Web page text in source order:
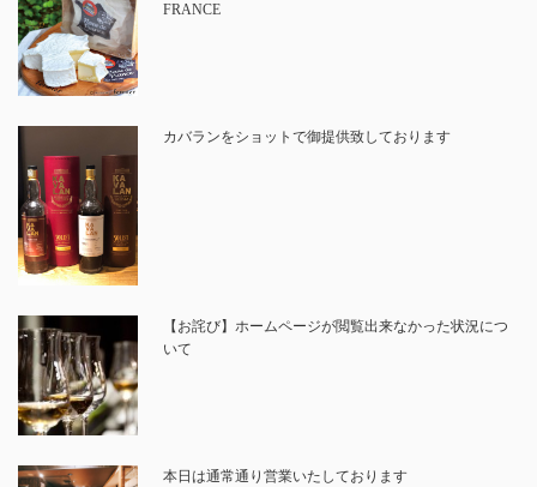
FRANCE
カバランをショットで御提供致しております
【お詫び】ホームページが閲覧出来なかった状況につ
いて
本日は通常通り営業いたしております